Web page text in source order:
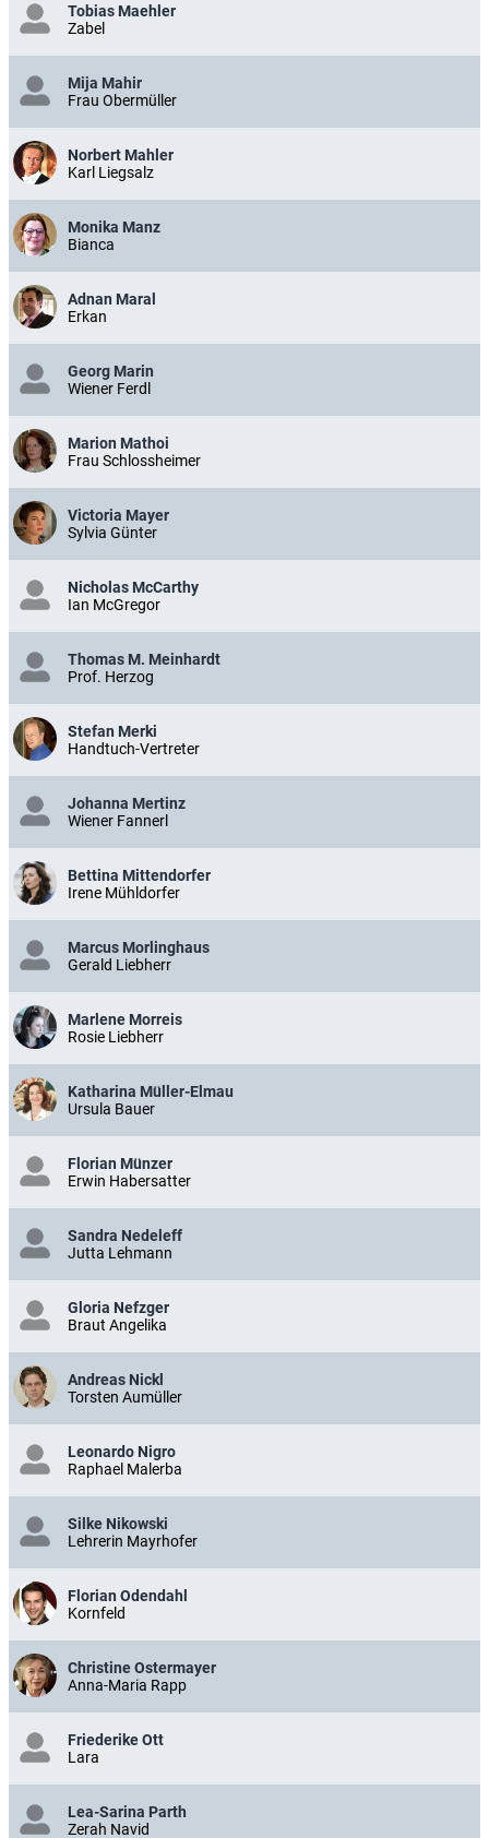
Tobias Maehler
Zabel
Mija Mahir
Frau Obermüller
Norbert Mahler
Karl Liegsalz
Monika Manz
Bianca
Adnan Maral
Erkan
Georg Marin
Wiener Ferdl
Marion Mathoi
Frau Schlossheimer
Victoria Mayer
Sylvia Günter
Nicholas McCarthy
Ian McGregor
Thomas M. Meinhardt
Prof. Herzog
Stefan Merki
Handtuch-Vertreter
Johanna Mertinz
Wiener Fannerl
Bettina Mittendorfer
Irene Mühldorfer
Marcus Morlinghaus
Gerald Liebherr
Marlene Morreis
Rosie Liebherr
Katharina Müller-Elmau
Ursula Bauer
Florian Münzer
Erwin Habersatter
Sandra Nedeleff
Jutta Lehmann
Gloria Nefzger
Braut Angelika
Andreas Nickl
Torsten Aumüller
Leonardo Nigro
Raphael Malerba
Silke Nikowski
Lehrerin Mayrhofer
Florian Odendahl
Kornfeld
Christine Ostermayer
Anna-Maria Rapp
Friederike Ott
Lara
Lea-Sarina Parth
Zerah Navid